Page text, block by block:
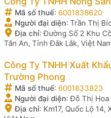
Mã số thuế: 6001838620
Người đại diện: Trần Thị
Địa chỉ:Đường Số 2 Khu
Tân An, Tỉnh Đắk Lắk, Việt
Công Ty TNHH Xuất
Trường Phong
Mã số thuế: 6001833823
Người đại diện:Đỗ Thị Hoa
Địa chỉ: Km17, Quốc Lộ